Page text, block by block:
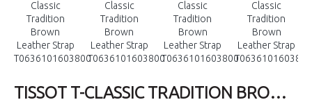
TISSOT T-CLASSIC TRADITION BROWN LEATHER STRAP T0636101603800